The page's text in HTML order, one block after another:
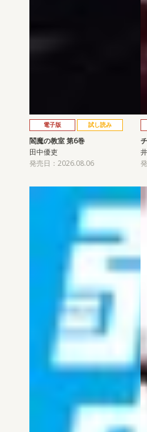
電子版 試し読み
閻魔の教室 第6巻
田中優吏
発売日：2026.08.06